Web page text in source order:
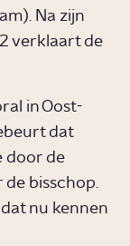
Na zijn
verklaart de
in Oost-
dat
door de
de bisschop.
nu kennen